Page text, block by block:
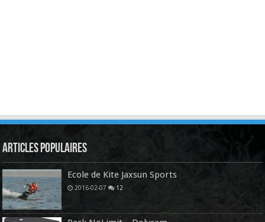
Articles Populaires
Ecole de Kite Jaxsun Sports
2016-02-07 12